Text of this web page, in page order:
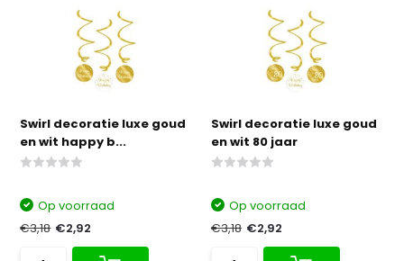
Swirl decoratie luxe goud
en wit happy b...
Op voorraad
€3,18 €2,92
Swirl decoratie luxe goud
en wit 80 jaar
Op voorraad
€3,18 €2,92